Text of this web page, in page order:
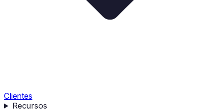
Clientes
Recursos